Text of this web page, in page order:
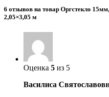
6 отзывов на товар Оргстекло
2,05×3,05 м
Оценка 5 из 5
Василиса